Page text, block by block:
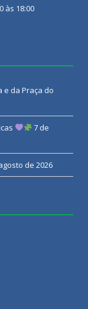
às 18:00
e da Praça do
7 de
de 2026